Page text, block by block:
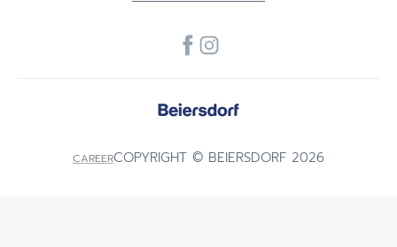
CAREERCOPYRIGHT © BEIERSDORF 2026